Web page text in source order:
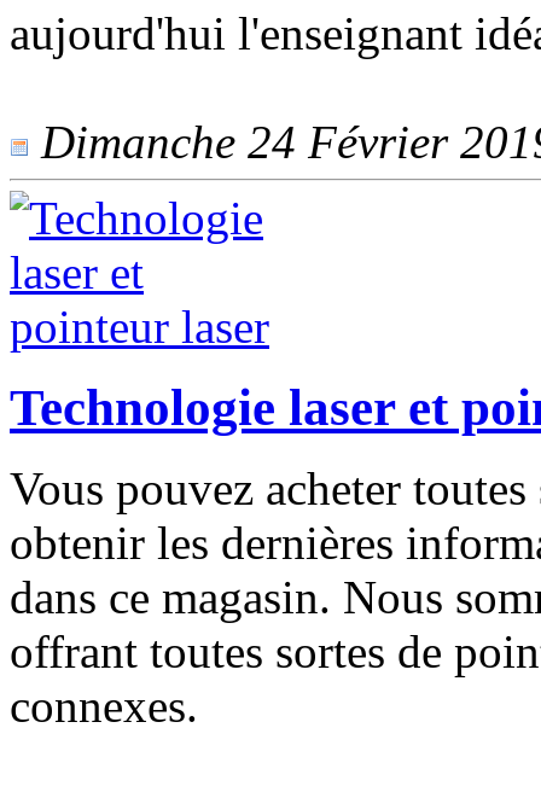
aujourd'hui l'enseignant
Dimanche 24 Février
Technologie laser et
Vous pouvez acheter
obtenir les dernières
dans ce magasin. Nous
offrant toutes sortes de
connexes.